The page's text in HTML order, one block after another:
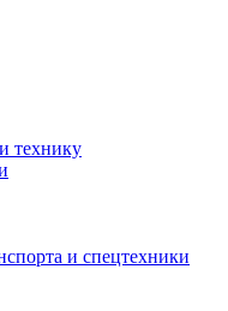
технику
и спецтехники